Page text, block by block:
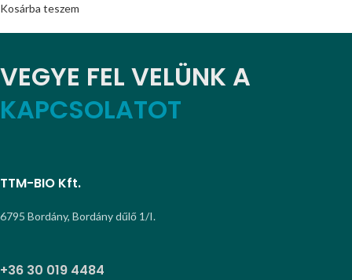
Kosárba teszem
VEGYE FEL VELÜNK A
KAPCSOLATOT
TTM-BIO Kft.
6795 Bordány, Bordány dűlő 1/I.
+36 30 019 4484